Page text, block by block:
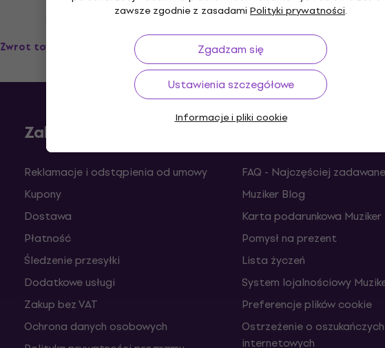
zawsze zgodnie z zasadami Polityki prywatności.
Zgadzam się
Ustawienia szczegółowe
Informacje i pliki cookie
Zwrot towaru do 30 dni Transport gratisod 489 zł
Zakup
Reklamacje i odstąpienia od umowy
Kupony
Dostawa
Płatność
Śledzenie przesyłki
Dodatkowe usługi
Zakup bez VAT
Ochrona danych osobowych
FAQ - Najczęściej
Muziker Blog
Karta podarunkowa Muziker
Pomysł na prezent
Lista życzeń
System lojalnościowy
Preferencje plików cookie
Ostrzeżenie o
internetowych